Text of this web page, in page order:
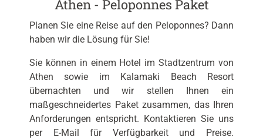
Athen - Peloponnes Paket
Planen Sie eine Reise auf den Peloponnes? Dann
haben wir die Lösung für Sie!
Sie können in einem Hotel im Stadtzentrum von
Athen sowie im Kalamaki Beach Resort
übernachten und wir stellen Ihnen ein
maßgeschneidertes Paket zusammen, das Ihren
Anforderungen entspricht. Kontaktieren Sie uns
per E-Mail für Verfügbarkeit und Preise.